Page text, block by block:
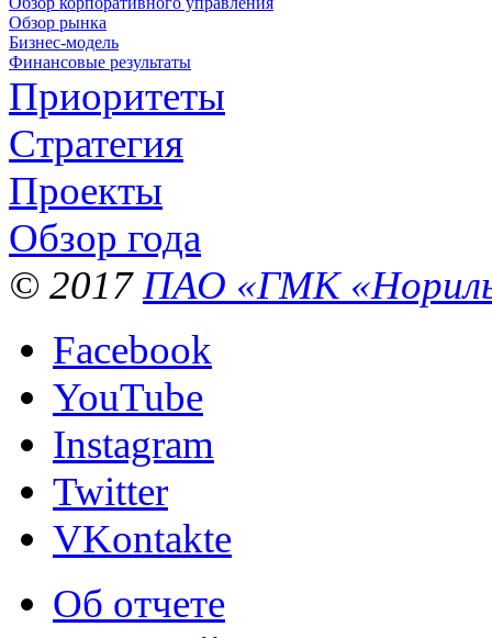
Обзор рынка
Бизнес-модель
Финансовые результаты
Приоритеты
Стратегия
Проекты
Обзор года
© 2017 ПАО «ГМК
Facebook
YouTube
Instagram
Twitter
VKontakte
Об отчете